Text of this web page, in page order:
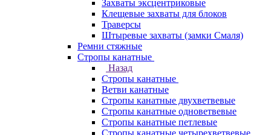
Захваты эксцентриковые
Клещевые захваты для блоков
Траверсы
Штыревые захваты (замки Смаля)
Ремни стяжные
Стропы канатные
Назад
Стропы канатные
Ветви канатные
Стропы канатные двухветвевые
Стропы канатные одноветвевые
Стропы канатные петлевые
Стропы канатные четырехветвевые